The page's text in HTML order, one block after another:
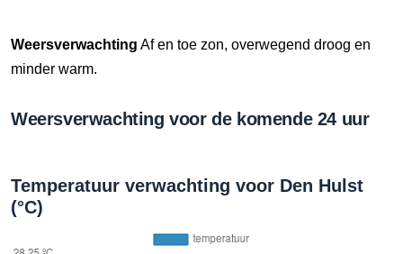
Weersverwachting Af en toe zon, overwegend droog en
minder warm.
Weersverwachting voor de komende 24 uur
Temperatuur verwachting voor Den Hulst
(°C)